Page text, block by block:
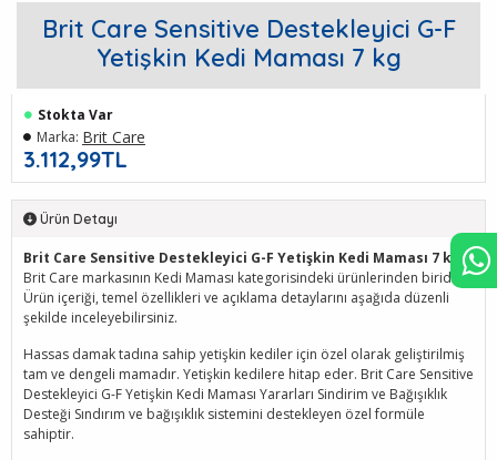
Brit Care Sensitive Destekleyici G-F
Yetişkin Kedi Maması 7 kg
3.112,99TL
Stokta Var
Marka: Brit Care
Ürün Detayı
Brit Care Sensitive Destekleyici G-F Yetişkin Kedi Maması 7 kg
,
Brit Care markasının Kedi Maması kategorisindeki ürünlerinden biridir.
Ürün içeriği, temel özellikleri ve açıklama detaylarını aşağıda düzenli
şekilde inceleyebilirsiniz.
Hassas damak tadına sahip yetişkin kediler için özel olarak geliştirilmiş
tam ve dengeli mamadır. Yetişkin kedilere hitap eder. Brit Care Sensitive
Destekleyici G-F Yetişkin Kedi Maması Yararları Sindirim ve Bağışıklık
Desteği Sındırım ve bağışıklık sistemini destekleyen özel formüle
sahiptir.